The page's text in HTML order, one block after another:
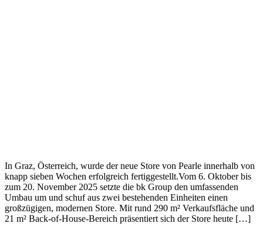
In Graz, Österreich, wurde der neue Store von Pearle innerhalb von
knapp sieben Wochen erfolgreich fertiggestellt.Vom 6. Oktober bis
zum 20. November 2025 setzte die bk Group den umfassenden
Umbau um und schuf aus zwei bestehenden Einheiten einen
großzügigen, modernen Store. Mit rund 290 m² Verkaufsfläche und
21 m² Back-of-House-Bereich präsentiert sich der Store heute […]